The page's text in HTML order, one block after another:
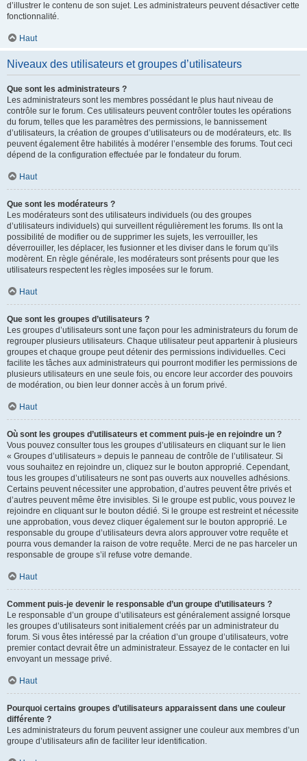
d’illustrer le contenu de son sujet. Les administrateurs peuvent désactiver cette
fonctionnalité.
Haut
Niveaux des utilisateurs et groupes d’utilisateurs
Que sont les administrateurs ?
Les administrateurs sont les membres possédant le plus haut niveau de
contrôle sur le forum. Ces utilisateurs peuvent contrôler toutes les opérations
du forum, telles que les paramètres des permissions, le bannissement
d’utilisateurs, la création de groupes d’utilisateurs ou de modérateurs, etc. Ils
peuvent également être habilités à modérer l’ensemble des forums. Tout ceci
dépend de la configuration effectuée par le fondateur du forum.
Haut
Que sont les modérateurs ?
Les modérateurs sont des utilisateurs individuels (ou des groupes
d’utilisateurs individuels) qui surveillent régulièrement les forums. Ils ont la
possibilité de modifier ou de supprimer les sujets, les verrouiller, les
déverrouiller, les déplacer, les fusionner et les diviser dans le forum qu’ils
modèrent. En règle générale, les modérateurs sont présents pour que les
utilisateurs respectent les règles imposées sur le forum.
Haut
Que sont les groupes d’utilisateurs ?
Les groupes d’utilisateurs sont une façon pour les administrateurs du forum de
regrouper plusieurs utilisateurs. Chaque utilisateur peut appartenir à plusieurs
groupes et chaque groupe peut détenir des permissions individuelles. Ceci
facilite les tâches aux administrateurs qui pourront modifier les permissions de
plusieurs utilisateurs en une seule fois, ou encore leur accorder des pouvoirs
de modération, ou bien leur donner accès à un forum privé.
Haut
Où sont les groupes d’utilisateurs et comment puis-je en rejoindre un ?
Vous pouvez consulter tous les groupes d’utilisateurs en cliquant sur le lien
« Groupes d’utilisateurs » depuis le panneau de contrôle de l’utilisateur. Si
vous souhaitez en rejoindre un, cliquez sur le bouton approprié. Cependant,
tous les groupes d’utilisateurs ne sont pas ouverts aux nouvelles adhésions.
Certains peuvent nécessiter une approbation, d’autres peuvent être privés et
d’autres peuvent même être invisibles. Si le groupe est public, vous pouvez le
rejoindre en cliquant sur le bouton dédié. Si le groupe est restreint et nécessite
une approbation, vous devez cliquer également sur le bouton approprié. Le
responsable du groupe d’utilisateurs devra alors approuver votre requête et
pourra vous demander la raison de votre requête. Merci de ne pas harceler un
responsable de groupe s’il refuse votre demande.
Haut
Comment puis-je devenir le responsable d’un groupe d’utilisateurs ?
Le responsable d’un groupe d’utilisateurs est généralement assigné lorsque
les groupes d’utilisateurs sont initialement créés par un administrateur du
forum. Si vous êtes intéressé par la création d’un groupe d’utilisateurs, votre
premier contact devrait être un administrateur. Essayez de le contacter en lui
envoyant un message privé.
Haut
Pourquoi certains groupes d’utilisateurs apparaissent dans une couleur
différente ?
Les administrateurs du forum peuvent assigner une couleur aux membres d’un
groupe d’utilisateurs afin de faciliter leur identification.